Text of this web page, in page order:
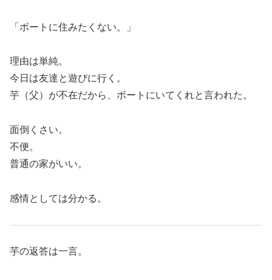
「ボートに住みたくない。」
理由は単純。
今日は友達と遊びに行く。
芋（父）が不在だから、ボートにいてくれと言われた。
面倒くさい。
不便。
普通の家がいい。
感情としては分かる。
芋の返答は一言。